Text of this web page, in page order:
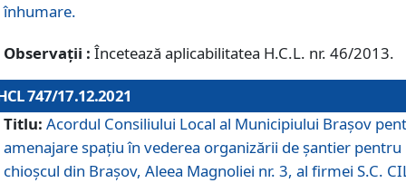
înhumare.
Observații : Încetează aplicabilitatea H.C.L. nr. 46/2013.
747/17.12.2021
Titlu: Acordul Consiliului Local al Municipiului Braşov
amenajare spațiu în vederea organizării de șantier pentru
chioșcul din Brașov, Aleea Magnoliei nr. 3, al firmei S.C.